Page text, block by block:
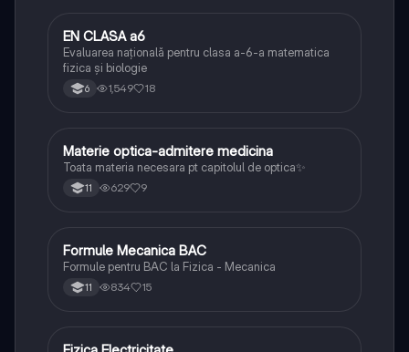
Matematică
EN CLASA a6
Evaluarea națională pentru clasa a-6-a matematica
fizica și biologie
6 1,549 18
Fizică
Materie optica-admitere medicina
Toata materia necesara pt capitolul de optica✨
11 629 9
Fizică
Formule Mecanica BAC
Formule pentru BAC la Fizica - Mecanica
11 834 15
Fizică